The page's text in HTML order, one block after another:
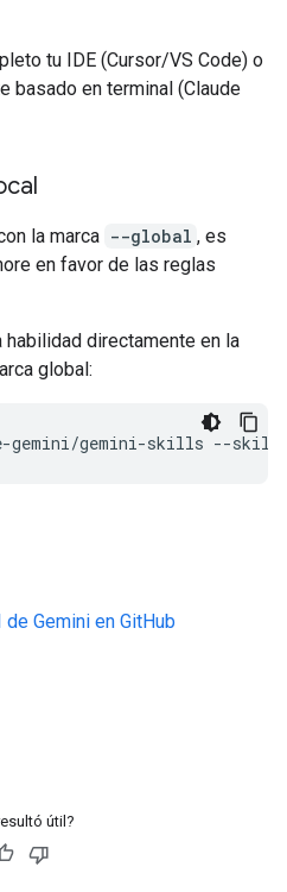
tu IDE (Cursor/VS Code) o
basado en terminal (Claude
la marca --global , es
en favor de las reglas
habilidad directamente en la
global:
gemini/gemini-skills --skill
Gemini en GitHub
útil?